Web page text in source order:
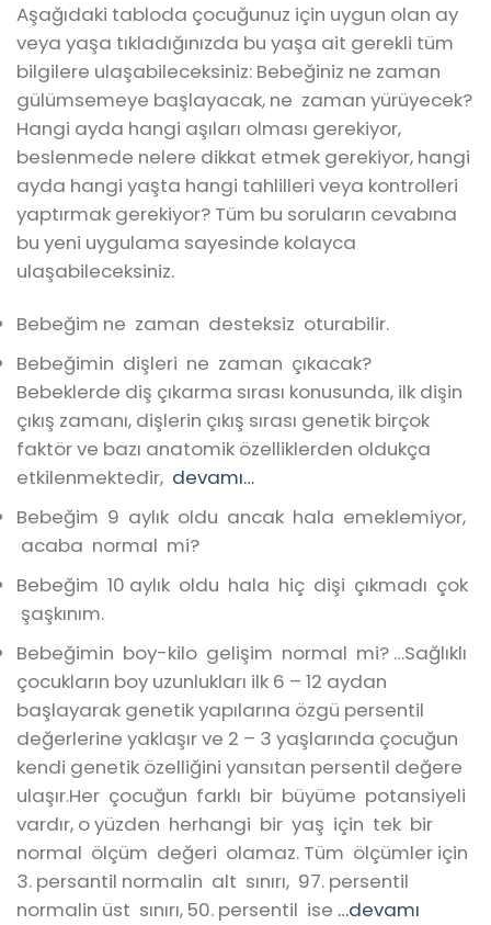
Aşağıdaki tabloda çocuğunuz için uygun olan ay
veya yaşa tıkladığınızda bu yaşa ait gerekli tüm
bilgilere ulaşabileceksiniz: Bebeğiniz ne zaman
gülümsemeye başlayacak, ne zaman yürüyecek?
Hangi ayda hangi aşıları olması gerekiyor,
beslenmede nelere dikkat etmek gerekiyor, hangi
ayda hangi yaşta hangi tahlilleri veya kontrolleri
yaptırmak gerekiyor? Tüm bu soruların cevabına
bu yeni uygulama sayesinde kolayca
ulaşabileceksiniz.
Bebeğim ne zaman desteksiz oturabilir.
Bebeğimin dişleri ne zaman çıkacak?
Bebeklerde diş çıkarma sırası konusunda, ilk dişin
çıkış zamanı, dişlerin çıkış sırası genetik birçok
faktör ve bazı anatomik özelliklerden oldukça
etkilenmektedir, devamı…
Bebeğim 9 aylık oldu ancak hala emeklemiyor,
acaba normal mi?
Bebeğim 10 aylık oldu hala hiç dişi çıkmadı çok
şaşkınım.
Bebeğimin boy-kilo gelişim normal mi? …Sağlıklı
çocukların boy uzunlukları ilk 6 – 12 aydan
başlayarak genetik yapılarına özgü persentil
değerlerine yaklaşır ve 2 – 3 yaşlarında çocuğun
kendi genetik özelliğini yansıtan persentil değere
ulaşır.Her çocuğun farklı bir büyüme potansiyeli
vardır, o yüzden herhangi bir yaş için tek bir
normal ölçüm değeri olamaz. Tüm ölçümler için
3. persantil normalin alt sınırı, 97. persentil
normalin üst sınırı, 50. persentil ise …devamı